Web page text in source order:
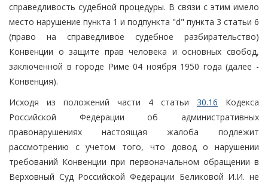
справедливость судебной процедуры. В связи с этим имело
место нарушение пункта 1 и подпункта "d" пункта 3 статьи 6
(право на справедливое судебное разбирательство)
Конвенции о защите прав человека и основных свобод,
заключенной в городе Риме 04 ноября 1950 года (далее -
Конвенция).
Исходя из положений части 4 статьи 30.16 Кодекса
Российской Федерации об административных
правонарушениях настоящая жалоба подлежит
рассмотрению с учетом того, что довод о нарушении
требований Конвенции при первоначальном обращении в
Верховный Суд Российской Федерации Беликовой И.И. не